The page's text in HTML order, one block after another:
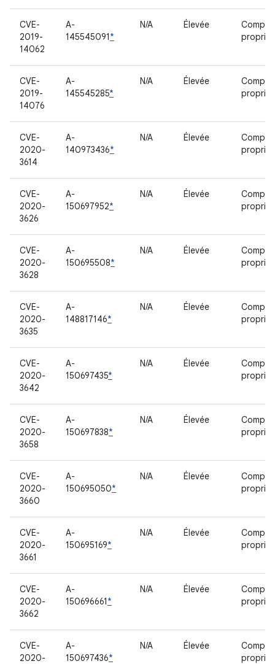
CVE-
2019-
14062
A-
145545091*
N/A Élevée
CVE-
2019-
14076
A-
145545285*
N/A Élevée
CVE-
2020-
3614
A-
140973436*
N/A Élevée
CVE-
2020-
3626
A-
150697952*
N/A Élevée
CVE-
2020-
3628
A-
150695508*
N/A Élevée
CVE-
2020-
3635
A-
148817146*
N/A Élevée
CVE-
2020-
3642
A-
150697435*
N/A Élevée
CVE-
2020-
3658
A-
150697838*
N/A Élevée
CVE-
2020-
3660
A-
150695050*
N/A Élevée
CVE-
2020-
3661
A-
150695169*
N/A Élevée
CVE-
2020-
3662
A-
150696661*
N/A Élevée
CVE-
2020-
A-
150697436*
N/A Élevée